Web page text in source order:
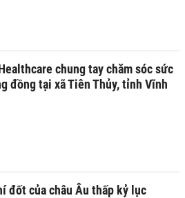
chung tay chăm sóc sức
đồng tại xã Tiên Thủy, tỉnh Vĩnh
đốt của châu Âu thấp kỷ lục